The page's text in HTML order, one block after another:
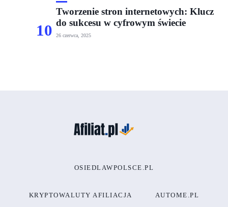
10
Tworzenie stron internetowych: Klucz
do sukcesu w cyfrowym świecie
26 czerwca, 2025
OSIEDLAWPOLSCE.PL
KRYPTOWALUTY AFILIACJA AUTOME.PL